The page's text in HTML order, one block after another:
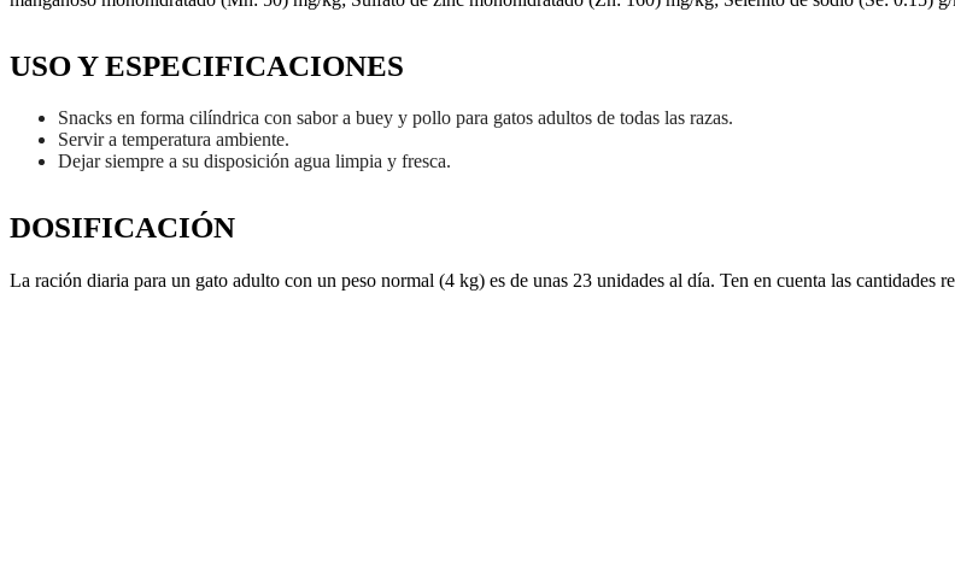
USO Y ESPECIFICACIONES
Snacks en forma cilíndrica con sabor a buey y pollo para gatos adultos de todas las razas.
Servir a temperatura ambiente.
Dejar siempre a su disposición agua limpia y fresca.
DOSIFICACIÓN
La ración diaria para un gato adulto con un peso normal (4 kg) es de unas 23 unidades al día. Ten en cuenta las cantidades